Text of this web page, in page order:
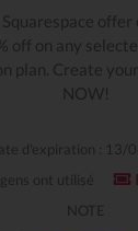
offer
off on any
plan. Create
NOW!
d'expiration : 13/
ont utilisé
NOTE